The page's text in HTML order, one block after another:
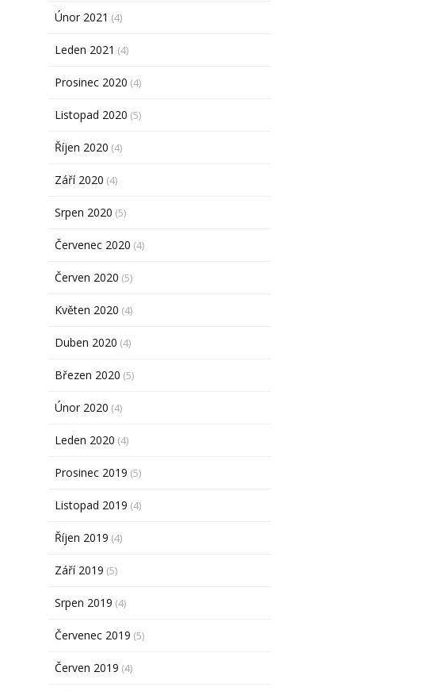
Únor 2021 (4)
Leden 2021 (4)
Prosinec 2020 (4)
Listopad 2020 (5)
Říjen 2020 (4)
Září 2020 (4)
Srpen 2020 (5)
Červenec 2020 (4)
Červen 2020 (5)
Květen 2020 (4)
Duben 2020 (4)
Březen 2020 (5)
Únor 2020 (4)
Leden 2020 (4)
Prosinec 2019 (5)
Listopad 2019 (4)
Říjen 2019 (4)
Září 2019 (5)
Srpen 2019 (4)
Červenec 2019 (5)
Červen 2019 (4)